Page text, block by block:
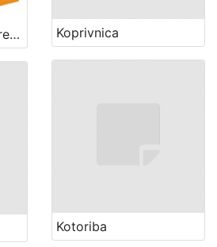
Knjižnice grada Zagreba Koprivnica
Kotoriba